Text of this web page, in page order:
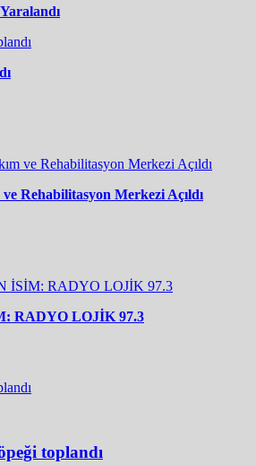
Rehabilitasyon Merkezi Açıldı
RADYO LOJİK 97.3
toplandı